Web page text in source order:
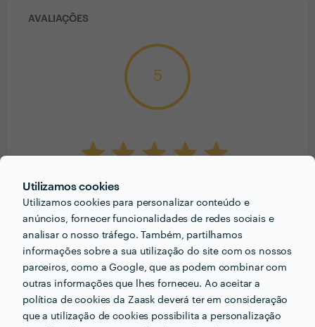
Utilizamos cookies
Utilizamos cookies para personalizar conteúdo e
anúncios, fornecer funcionalidades de redes sociais e
analisar o nosso tráfego. Também, partilhamos
informações sobre a sua utilização do site com os nossos
parceiros, como a Google, que as podem combinar com
outras informações que lhes forneceu. Ao aceitar a
política de cookies da Zaask deverá ter em consideração
que a utilização de cookies possibilita a personalização
AVALIAÇÕES
5
5
4
3 0
2 0
1
DASP Energias